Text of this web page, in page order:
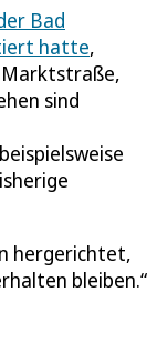
Bad
hatte,
sind
hergerichtet,
bleiben.